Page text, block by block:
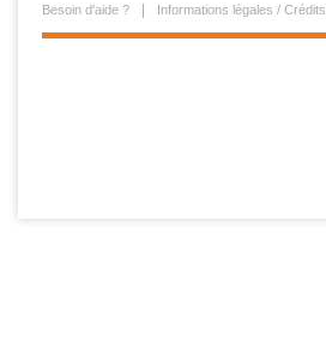
Besoin d'aide ? Informations légales / Crédits